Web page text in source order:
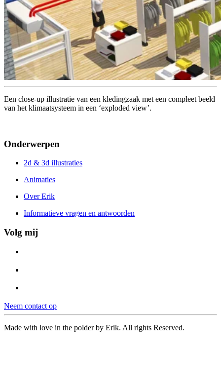
Een close-up illustratie van een kledingzaak met een compleet beeld
van het klimaatsysteem in een ‘exploded view’.
Onderwerpen
2d & 3d illustraties
Animaties
Over Erik
Informatieve vragen en antwoorden
Volg mij
Neem contact op
Made with love in the polder by Erik. All rights Reserved.